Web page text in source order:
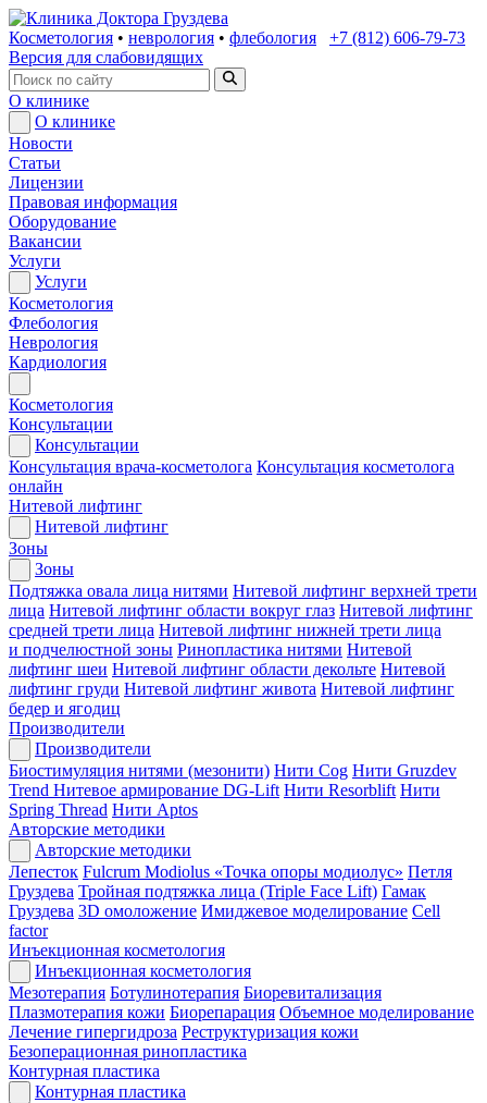
Косметология • неврология • флебология
+7 (812) 606-79-73
Версия для слабовидящих
О клинике
О клинике
Новости
Статьи
Лицензии
Правовая информация
Оборудование
Вакансии
Услуги
Услуги
Косметология
Флебология
Неврология
Кардиология
Косметология
Консультации
Консультации
Консультация врача-косметолога Консультация косметолога
онлайн
Нитевой лифтинг
Нитевой лифтинг
Зоны
Зоны
Подтяжка овала лица нитями Нитевой лифтинг верхней трети
лица Нитевой лифтинг области вокруг глаз Нитевой лифтинг
средней трети лица Нитевой лифтинг нижней трети лица
и подчелюстной зоны Ринопластика нитями Нитевой
лифтинг шеи Нитевой лифтинг области декольте Нитевой
лифтинг груди Нитевой лифтинг живота Нитевой лифтинг
бедер и ягодиц
Производители
Производители
Биостимуляция нитями (мезонити) Нити Cog Нити Gruzdev
Trend Нитевое армирование DG-Lift Нити Resorblift Нити
Spring Thread Нити Aptos
Авторские методики
Авторские методики
Лепесток Fulcrum Modiolus «Точка опоры модиолус» Петля
Груздева Тройная подтяжка лица (Triple Face Lift) Гамак
Груздева 3D омоложение Имиджевое моделирование Cell
factor
Инъекционная косметология
Инъекционная косметология
Мезотерапия Ботулинотерапия Биоревитализация
Плазмотерапия кожи Биорепарация Объемное моделирование
Лечение гипергидроза Реструктуризация кожи
Безоперационная ринопластика
Контурная пластика
Контурная пластика